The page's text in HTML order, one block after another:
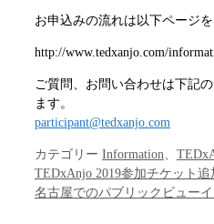
お申込みの流れは以下ページ
http://www.tedxanjo.com/
ご質問、お問い合わせは下記
ます。
participant@tedxanjo.com
カテゴリー Information
TEDxAnjo 2019参加チケット追
名古屋でのパブリックビューイ